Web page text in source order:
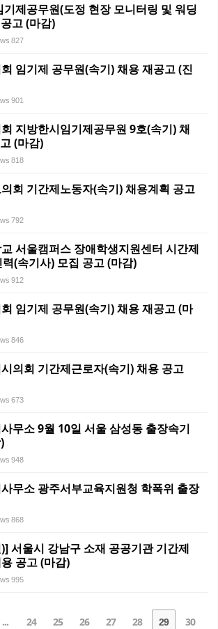
제공무원(도정 현장 모니터링 및 워딩
고 (마감)
827
임기제 공무원(속기) 채용 재공고 (진
901
지방한시임기제공무원 9호(속기) 채
(마감)
818
회 기간제노동자(속기) 채용계획 공고
792
서울캠퍼스 장애학생지원센터 시간제
(속기사) 모집 공고 (마감)
912
임기제 공무원(속기) 채용 재공고 (마
846
의회 기간제근로자(속기) 채용 공고
673
무소 9월 10일 서울 삼성동 출장속기
948
무소 광주서부교육지원청 학폭위 출장
868
서울시 강남구 소재 공공기관 기간제
공고 (마감)
995
... 24 25 26 27 28 29
30